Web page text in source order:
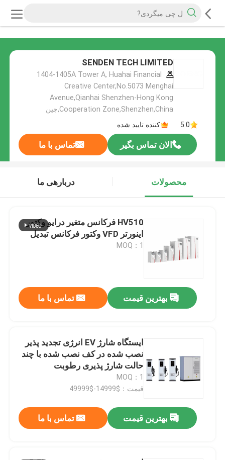
SENDEN TECH LIMITED
1404-1405A Tower A, Huahai Financial
Creative Center,No.5073 Menghai
Avenue,Qianhai Shenzhen-Hong Kong
Cooperation Zone,Shenzhen,China,چین
5.0
کننده تایید شده
الان تماس بگیر تماس با ما
محصولات دربارهی ما
HV510 فرکانس متغیر درایو وکتور
اینورتر VFD وکتور فرکانس تبدیل
MOQ：1
بهترین قیمت تماس با ما
ایستگاه شارژ EV انرژی تجدید پذیر
نصب شده در کف نصب شده با چند
حالت شارژ پذیری رطوبت
MOQ：1
قیمت：$14999-$49999
بهترین قیمت تماس با ما